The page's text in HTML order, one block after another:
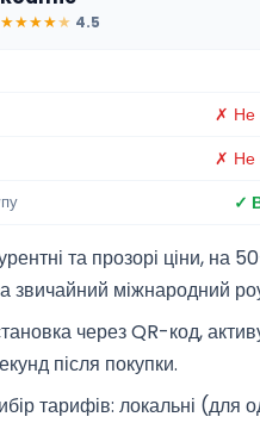
★★★★★ 4.5
✗ Не
✗ Не
✓
та прозорі ціни, на
звичайний міжнародний
через QR-код,
після покупки.
тарифів: локальні (для